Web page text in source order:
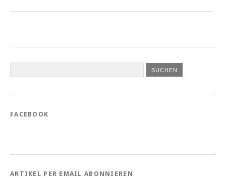
FACEBOOK
ARTIKEL PER EMAIL ABONNIEREN